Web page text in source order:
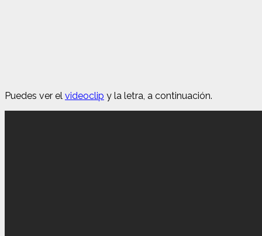
Puedes ver el videoclip y la letra, a continuación.